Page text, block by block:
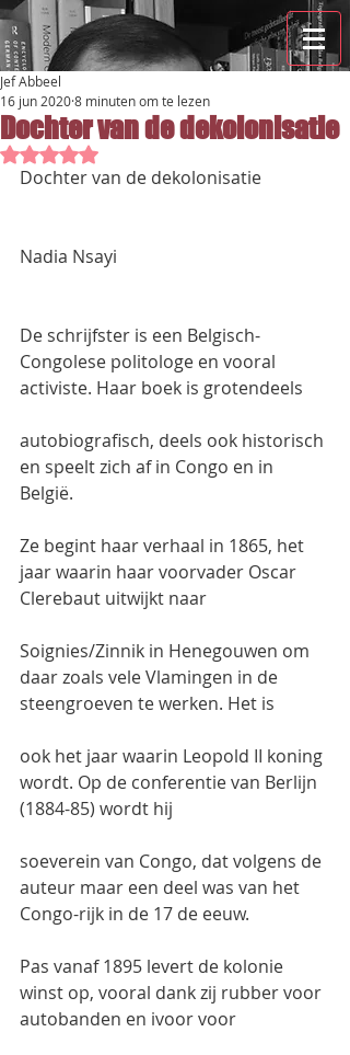
Dochter van de dekolonisatie
Jef Abbeel
16 jun 20208 minuten om te lezen
Beoordeeld met NaN uit 5 sterren.
Dochter van de dekolonisatie
Nadia Nsayi
De schrijfster is een Belgisch-
Congolese politologe en vooral
activiste. Haar boek is grotendeels
autobiografisch, deels ook historisch
en speelt zich af in Congo en in
België.
Ze begint haar verhaal in 1865, het
jaar waarin haar voorvader Oscar
Clerebaut uitwijkt naar
Soignies/Zinnik in Henegouwen om
daar zoals vele Vlamingen in de
steengroeven te werken. Het is
ook het jaar waarin Leopold II koning
wordt. Op de conferentie van Berlijn
(1884-85) wordt hij
soeverein van Congo, dat volgens de
auteur maar een deel was van het
Congo-rijk in de 17 de eeuw.
Pas vanaf 1895 levert de kolonie
winst op, vooral dank zij rubber voor
autobanden en ivoor voor